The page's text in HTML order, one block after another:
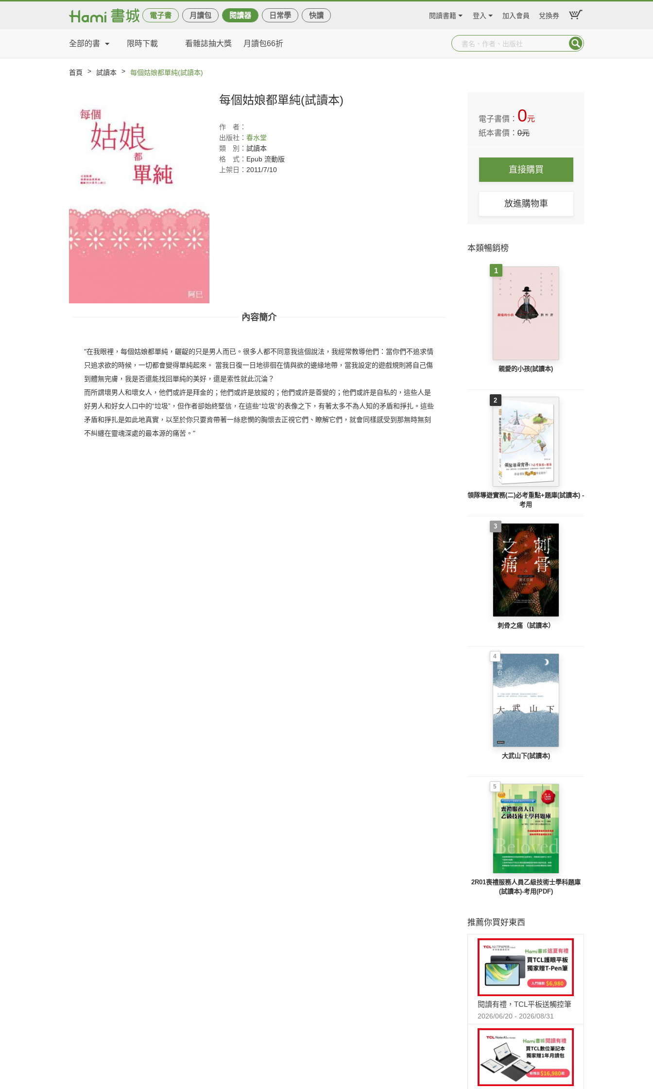
電子書 月讀包 閱讀器 日常學 快讀 閱讀書籍 登入 加入會員 兌換券
全部的書 限時下載 看雜誌抽大獎 月讀包66折
首頁 > 試讀本 > 每個姑娘都單純(試讀本)
每個姑娘都單純(試讀本)
作
者：
出版社： 春水堂
類
別： 試讀本
格
式： Epub 流動版
上架日： 2011/7/10
內容簡介
"在我眼裡，每個姑娘都單純，齷齪的只是男人而已。很多人都不同意我這個說法，我經常教導他們：當你們不追求情
只追求欲的時候，一切都會變得單純起來。 當我日復一日地徘徊在情與欲的邊緣地帶，當我設定的遊戲規則將自己傷
到體無完膚，我是否還能找回單純的美好，還是索性就此沉淪？
而所謂壞男人和壞女人，他們或許是拜金的；他們或許是放縱的；他們或許是善變的；他們或許是自私的，這些人是
好男人和好女人口中的“垃圾”，但作者卻始終堅信，在這些“垃圾”的表像之下，有著太多不為人知的矛盾和掙扎。這些
矛盾和掙扎是如此地真實，以至於你只要肯帶著一絲悲憫的胸懷去正視它們、瞭解它們，就會同樣感受到那無時無刻
不糾纏在靈魂深處的最本源的痛苦。"
電子書價： 0元
紙本書價：0元
直接購買
放進購物車
本類暢銷榜
1
親愛的小孩(試讀本)
2
領隊導遊實務(二)必考重點+題庫(試讀本) -
考用
3
刺骨之痛（試讀本）
4
大武山下(試讀本)
5
2R01喪禮服務人員乙級技術士學科題庫
(試讀本)-考用(PDF)
推薦你買好東西
閱讀有禮，TCL平板送觸控筆
2026/06/20 - 2026/08/31